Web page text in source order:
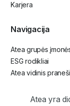
Atea yra
Karjera
Navigacija
Atea grupės
ESG rodikliai
Atea vidinis